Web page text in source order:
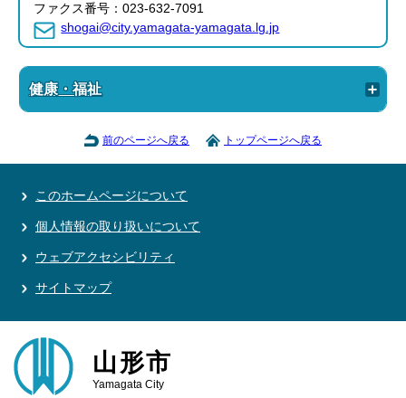
ファクス番号：023-632-7091
shogai@city.yamagata-yamagata.lg.jp
健康・福祉
前のページへ戻る トップページへ戻る
このホームページについて
個人情報の取り扱いについて
ウェブアクセシビリティ
サイトマップ
山形市
Yamagata City